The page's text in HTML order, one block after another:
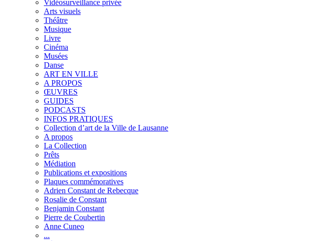
Vidéosurveillance privée
Arts visuels
Théâtre
Musique
Livre
Cinéma
Musées
Danse
ART EN VILLE
A PROPOS
ŒUVRES
GUIDES
PODCASTS
INFOS PRATIQUES
Collection d’art de la Ville de Lausanne
A propos
La Collection
Prêts
Médiation
Publications et expositions
Plaques commémoratives
Adrien Constant de Rebecque
Rosalie de Constant
Benjamin Constant
Pierre de Coubertin
Anne Cuneo
...